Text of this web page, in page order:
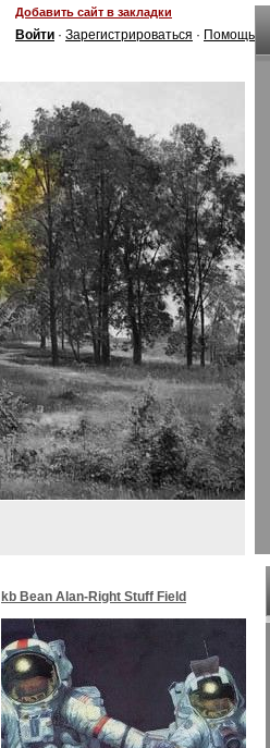
Добавить сайт в закладки
Войти · Зарегистрироваться · Помощь
kb Bean Alan-Right Stuff Field
Geologists. Bean, Alan